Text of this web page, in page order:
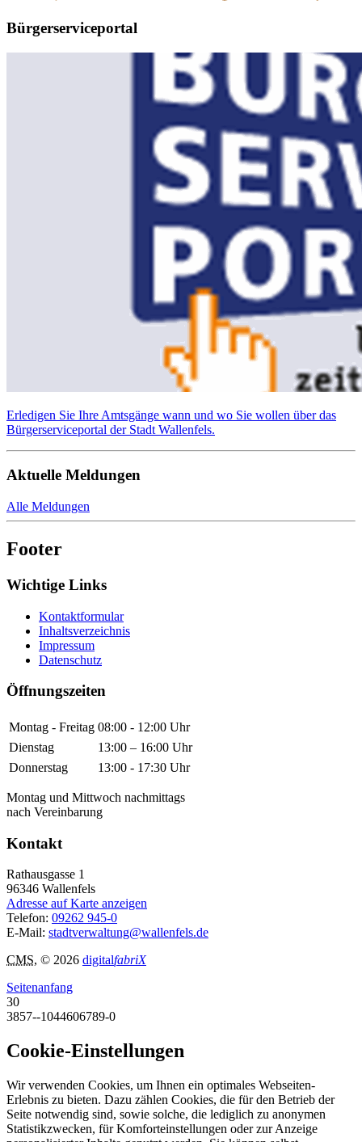
Bürgerserviceportal
Erledigen Sie Ihre Amtsgänge wann und wo Sie wollen über das
Bürgerserviceportal der Stadt Wallenfels.
Aktuelle Meldungen
Alle Meldungen
Footer
Wichtige Links
Kontaktformular
Inhaltsverzeichnis
Impressum
Datenschutz
Öffnungszeiten
Montag - Freitag 08:00 - 12:00 Uhr
Dienstag
13:00 – 16:00 Uhr
Donnerstag
13:00 - 17:30 Uhr
Montag und Mittwoch nachmittags
nach Vereinbarung
Kontakt
Rathausgasse 1
96346 Wallenfels
Adresse auf Karte anzeigen
Telefon: 09262 945-0
E-Mail: stadtverwaltung@wallenfels.de
CMS, © 2026 digitalfabriX
Seitenanfang
30
3857--1044606789-0
Cookie-Einstellungen
Wir verwenden Cookies, um Ihnen ein optimales Webseiten-
Erlebnis zu bieten. Dazu zählen Cookies, die für den Betrieb der
Seite notwendig sind, sowie solche, die lediglich zu anonymen
Statistikzwecken, für Komforteinstellungen oder zur Anzeige